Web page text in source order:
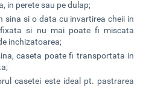
in perete sau pe dulap;
sina si o data cu invartirea cheii in
si nu mai poate fi miscata
inchizatoarea;
caseta poate fi transportata in
casetei este ideal pt. pastrarea